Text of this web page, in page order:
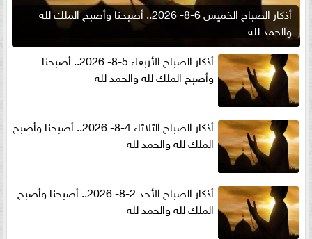
أذكار الصباح الخميس 6-8- 2026.. أصبحنا وأصبح الملك لله
والحمد لله
أذكار الصباح الأربعاء 5-8- 2026.. أصبحنا
وأصبح الملك لله والحمد لله
أذكار الصباح الثلاثاء 4-8- 2026.. أصبحنا وأصبح
الملك لله والحمد لله
أذكار الصباح الأحد 2-8- 2026.. أصبحنا وأصبح
الملك لله والحمد لله